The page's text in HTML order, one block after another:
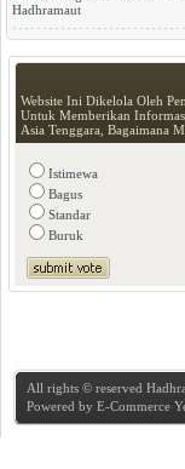
Hadhramaut
Website Ini Dikelola Oleh
Untuk Memberikan
Asia Tenggara, Bagaimana
Istimewa
Bagus
Standar
Buruk
All rights © reserved
Powered by E-Commerce